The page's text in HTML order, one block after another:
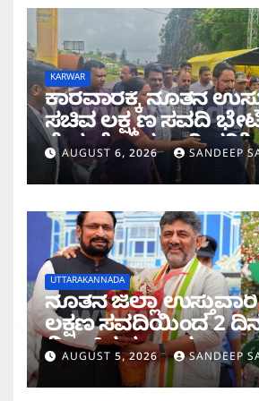
KARWAR
ಕಾರವಾರಕ್ಕೆ ನೂತನ
ಸಚಿವ ಲಕ್ಷ್ಮಣ ಸವದಿ
ಸೇತುವೆ ಕಾಮಗಾರಿ
AUGUST 6, 2026 SANDEEP
UTTARAKANNADA
ನೂತನ ಜಿಲ್ಲಾ
ಲಕ್ಷಣ ಸವದಿಯಿಂದ 2
ಮಿಂಚಿನ ಸಂಚಾರ
AUGUST 5, 2026 SANDEEP